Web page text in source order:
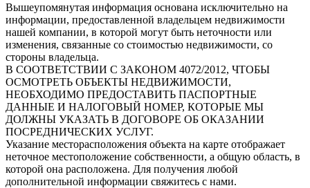
Вышеупомянутая информация основана исключительно на
информации, предоставленной владельцем недвижимости
нашей компании, в которой могут быть неточности или
изменения, связанные со стоимостью недвижимости, со
стороны владельца.
В СООТВЕТСТВИИ С ЗАКОНОМ 4072/2012, ЧТОБЫ
ОСМОТРЕТЬ ОБЪЕКТЫ НЕДВИЖИМОСТИ,
НЕОБХОДИМО ПРЕДОСТАВИТЬ ПАСПОРТНЫЕ
ДАННЫЕ И НАЛОГОВЫЙ НОМЕР, КОТОРЫЕ МЫ
ДОЛЖНЫ УКАЗАТЬ В ДОГОВОРЕ ОБ ОКАЗАНИИ
ПОСРЕДНИЧЕСКИХ УСЛУГ.
Указание месторасположения объекта на карте отображает
неточное местоположение собственности, а общую область, в
которой она расположена. Для получения любой
дополнительной информации свяжитесь с нами.